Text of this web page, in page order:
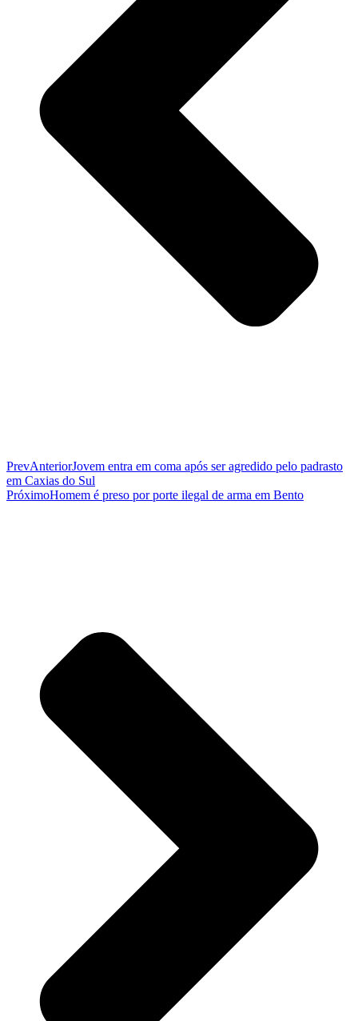
PrevAnteriorJovem entra em coma após ser agredido pelo padrasto
em Caxias do Sul
PróximoHomem é preso por porte ilegal de arma em Bento